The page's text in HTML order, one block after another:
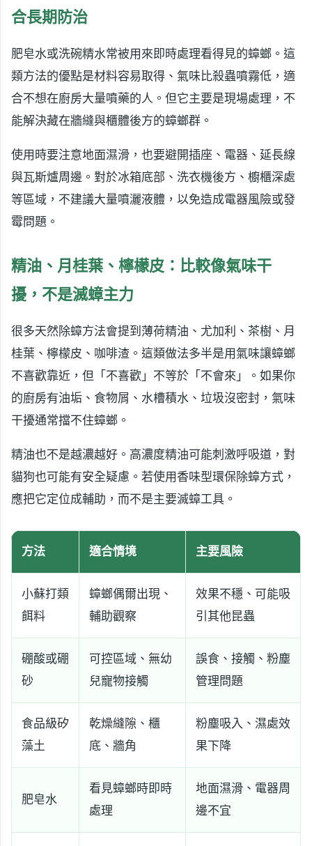
合長期防治
肥皂水或洗碗精水常被用來即時處理看得見的蟑螂。這
類方法的優點是材料容易取得、氣味比殺蟲噴霧低，適
合不想在廚房大量噴藥的人。但它主要是現場處理，不
能解決藏在牆縫與櫃體後方的蟑螂群。
使用時要注意地面濕滑，也要避開插座、電器、延長線
與瓦斯爐周邊。對於冰箱底部、洗衣機後方、櫥櫃深處
等區域，不建議大量噴灑液體，以免造成電器風險或發
霉問題。
精油、月桂葉、檸檬皮：比較像氣味干
擾，不是滅蟑主力
很多天然除蟑方法會提到薄荷精油、尤加利、茶樹、月
桂葉、檸檬皮、咖啡渣。這類做法多半是用氣味讓蟑螂
不喜歡靠近，但「不喜歡」不等於「不會來」。如果你
的廚房有油垢、食物屑、水槽積水、垃圾沒密封，氣味
干擾通常擋不住蟑螂。
精油也不是越濃越好。高濃度精油可能刺激呼吸道，對
貓狗也可能有安全疑慮。若使用香味型環保除蟑方式，
應把它定位成輔助，而不是主要滅蟑工具。
方法 適合情境 主要風險
小蘇打類
餌料
蟑螂偶爾出現、
輔助觀察
效果不穩、可能吸
引其他昆蟲
硼酸或硼
砂
可控區域、無幼
兒寵物接觸
誤食、接觸、粉塵
管理問題
食品級矽
藻土
乾燥縫隙、櫃
底、牆角
粉塵吸入、濕處效
果下降
肥皂水
看見蟑螂時即時
處理
地面濕滑、電器周
邊不宜